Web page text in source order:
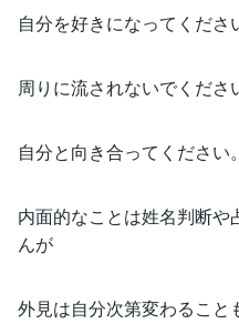
自分を好きになってくださ
周りに流されないでくださ
自分と向き合ってください。
内面的なことは姓名判断
んが
外見は自分次第変わること